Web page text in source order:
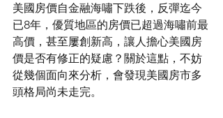
美國房價自金融海嘯下跌後，反彈迄今
已8年，優質地區的房價已超過海嘯前最
高價，甚至屢創新高，讓人擔心美國房
價是否有修正的疑慮？關於這點，不妨
從幾個面向來分析，會發現美國房市多
頭格局尚未走完。